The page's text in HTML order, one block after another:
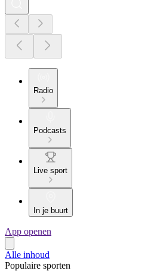
Radio
Podcasts
Live sport
In je buurt
App openen
Alle inhoud
Populaire sporten